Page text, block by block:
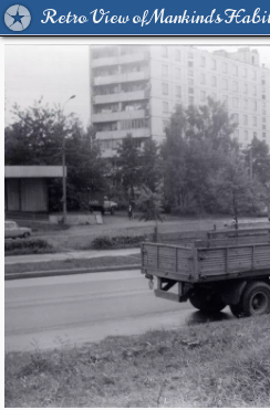
Retro View of Mankind's